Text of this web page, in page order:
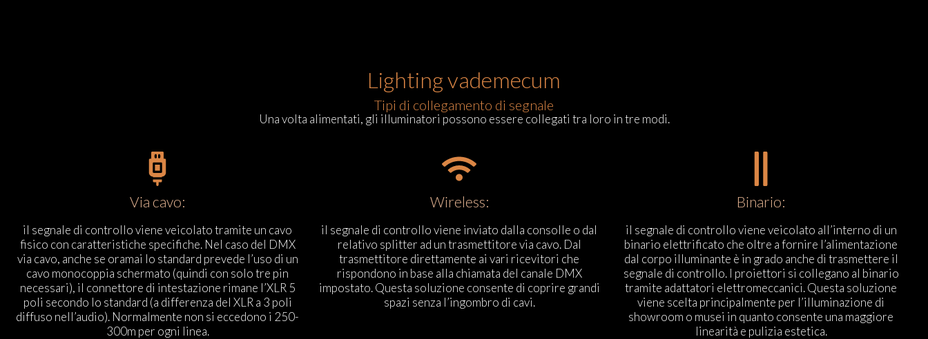
Lighting vademecum
Tipi di collegamento di segnale
Una volta alimentati, gli illuminatori possono essere collegati tra loro in tre modi.
Via cavo:
il segnale di controllo viene veicolato tramite un cavo
fisico con caratteristiche specifiche. Nel caso del DMX
via cavo, anche se oramai lo standard prevede l’uso di un
cavo monocoppia schermato (quindi con solo tre pin
necessari), il connettore di intestazione rimane l’XLR 5
poli secondo lo standard (a differenza del XLR a 3 poli
diffuso nell’audio). Normalmente non si eccedono i 250-
300m per ogni linea.
Wireless:
il segnale di controllo viene inviato dalla consolle o dal
relativo splitter ad un trasmettitore via cavo. Dal
trasmettitore direttamente ai vari ricevitori che
rispondono in base alla chiamata del canale DMX
impostato. Questa soluzione consente di coprire grandi
spazi senza l’ingombro di cavi.
Binario:
il segnale di controllo viene veicolato all’interno di un
binario elettrificato che oltre a fornire l’alimentazione
dal corpo illuminante è in grado anche di trasmettere il
segnale di controllo. I proiettori si collegano al binario
tramite adattatori elettromeccanici. Questa soluzione
viene scelta principalmente per l’illuminazione di
showroom o musei in quanto consente una maggiore
linearità e pulizia estetica.